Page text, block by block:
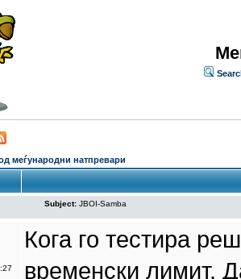
меѓународни натпревари
Subject: JBOI-Samba
Кога го тестира
временски лимит.